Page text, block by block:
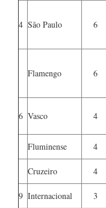
4 São Paulo 6
Flamengo 6
6 Vasco 4
Fluminense
4
Cruzeiro
4
9 Internacional 3